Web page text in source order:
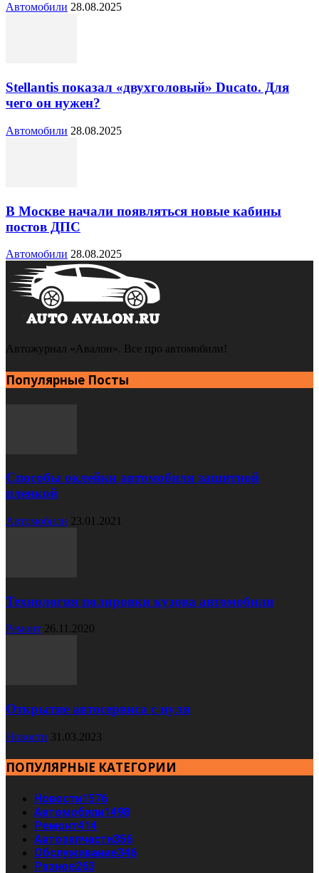
Автомобили 28.08.2025
Stellantis показал «двухголовый» Ducato. Для
чего он нужен?
Автомобили 28.08.2025
В Москве начали появляться новые кабины
постов ДПС
Автомобили 28.08.2025
Автожурнал «Авалон». Все про автомобили!
Популярные Посты
Способы оклейки автомобиля защитной
пленкой
Автомобили 23.01.2021
Технология полировки кузова автомобиля
Ремонт 26.11.2020
Открытие автосервиса с нуля
Новости 31.03.2023
ПОПУЛЯРНЫЕ КАТЕГОРИИ
Новости1576
Автомобили1498
Ремонт414
Автозапчасти356
Обслуживание346
Разное263